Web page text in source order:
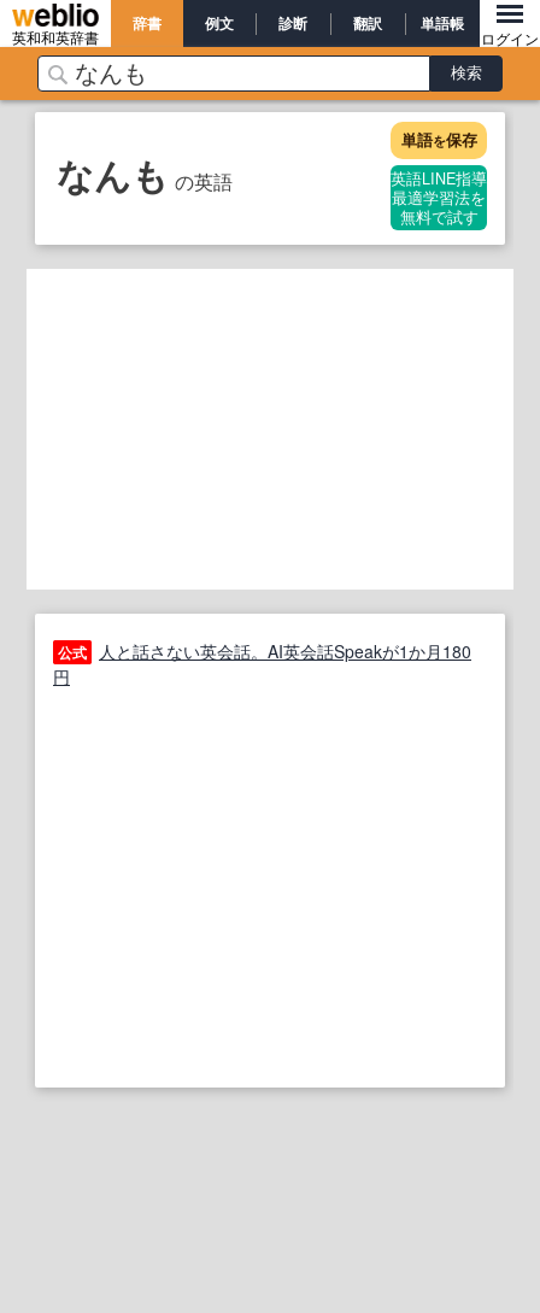
英和和英辞書
辞書 例文 診断 翻訳 単語帳
ログイン
なんも の英語
単語を保存
英語LINE指導
最適学習法を
無料で試す
公式
人と話さない英会話。AI英会話Speakが1か月180
円